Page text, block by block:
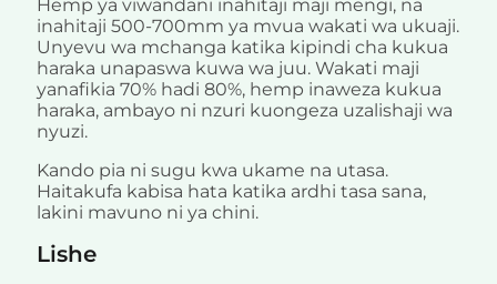
Hemp ya viwandani inahitaji maji mengi, na
inahitaji 500-700mm ya mvua wakati wa ukuaji.
Unyevu wa mchanga katika kipindi cha kukua
haraka unapaswa kuwa wa juu. Wakati maji
yanafikia 70% hadi 80%, hemp inaweza kukua
haraka, ambayo ni nzuri kuongeza uzalishaji wa
nyuzi.
Kando pia ni sugu kwa ukame na utasa.
Haitakufa kabisa hata katika ardhi tasa sana,
lakini mavuno ni ya chini.
Lishe